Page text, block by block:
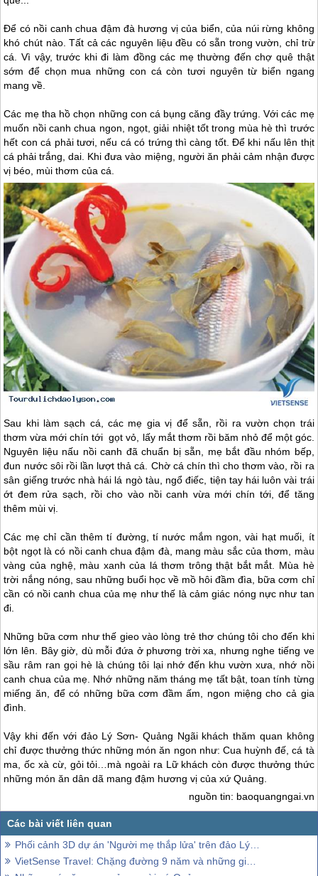
Để có nồi canh chua đậm đà hương vị của biển, của núi rừng không
khó chút nào. Tất cả các nguyên liệu đều có sẵn trong vườn, chỉ trừ
cá. Vì vậy, trước khi đi làm đồng các mẹ thường đến chợ quê thật
sớm để chọn mua những con cá còn tươi nguyên từ biển ngang
mang về.
Các mẹ tha hồ chọn những con cá bụng căng đầy trứng. Với các mẹ
muốn nồi canh chua ngon, ngọt, giải nhiệt tốt trong mùa hè thì trước
hết con cá phải tươi, nếu cá có trứng thì càng tốt. Để khi nấu lên thịt
cá phải trắng, dai. Khi đưa vào miệng, người ăn phải cảm nhận được
vị béo, mùi thơm của cá.
Sau khi làm sạch cá, các mẹ gia vị để sẵn, rồi ra vườn chọn trái
thơm vừa mới chín tới gọt vỏ, lấy mắt thơm rồi băm nhỏ để một góc.
Nguyên liệu nấu nồi canh đã chuẩn bị sẵn, mẹ bắt đầu nhóm bếp,
đun nước sôi rồi lần lượt thả cá. Chờ cá chín thì cho thơm vào, rồi ra
sân giếng trước nhà hái lá ngò tàu, ngổ điếc, tiện tay hái luôn vài trái
ớt đem rửa sạch, rồi cho vào nồi canh vừa mới chín tới, để tăng
thêm mùi vị.
Các mẹ chỉ cần thêm tí đường, tí nước mắm ngon, vài hạt muối, ít
bột ngọt là có nồi canh chua đậm đà, mang màu sắc của thơm, màu
vàng của nghệ, màu xanh của lá thơm trông thật bắt mắt. Mùa hè
trời nắng nóng, sau những buổi học về mồ hôi đầm đìa, bữa cơm chỉ
cần có nồi canh chua của mẹ như thế là cảm giác nóng nực như tan
đi.
Những bữa cơm như thế gieo vào lòng trẻ thơ chúng tôi cho đến khi
lớn lên. Bây giờ, dù mỗi đứa ở phương trời xa, nhưng nghe tiếng ve
sầu râm ran gọi hè là chúng tôi lại nhớ đến khu vườn xưa, nhớ nồi
canh chua của mẹ. Nhớ những năm tháng mẹ tất bật, toan tính từng
miếng ăn, để có những bữa cơm đầm ấm, ngon miệng cho cả gia
đình.
Vậy khi đến với đảo Lý Sơn- Quảng Ngãi khách thăm quan không
chỉ được thưởng thức những món ăn ngon như: Cua huỳnh đế, cá tà
ma, ốc xà cừ, gỏi tỏi…mà ngoài ra Lữ khách còn được thưởng thức
những món ăn dân dã mang đậm hương vị của xứ Quảng.
nguồn tin: baoquangngai.vn
Phối cảnh 3D dự án 'Người mẹ thắp lửa' trên đảo Lý Sơn
VietSense Travel: Chặng đường 9 năm và những giải thưởng danh giá